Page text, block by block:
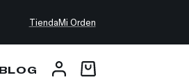
TiendaMi Orden
BLOG